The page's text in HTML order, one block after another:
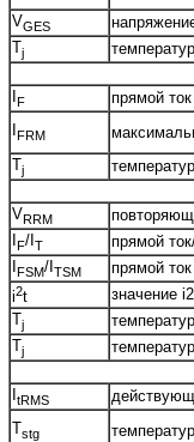
VGES
Tj
IF
прямой ток
IFRM
Tj
VRRM
IF/IT
прямой
IFSM/ITSM
прямой
i2t
значение
Tj
Tj
ItRMS
Tstg